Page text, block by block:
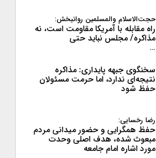
حجت‌الاسلام والمسلمین روانبخش:
راه مقابله با آمریکا مقاومت است، نه
مذاکره/ مجلس نباید حتی
…
سخنگوی جبهه پایداری: مذاکره
نتیجه‌ای ندارد، اما حرمت مسئولان
حفظ شود
رضا رخسایی:
حفظ همگرایی و حضور میدانی مردم
مبعوث شده، هدف اصلی وحدت
مورد اشاره امام جامعه